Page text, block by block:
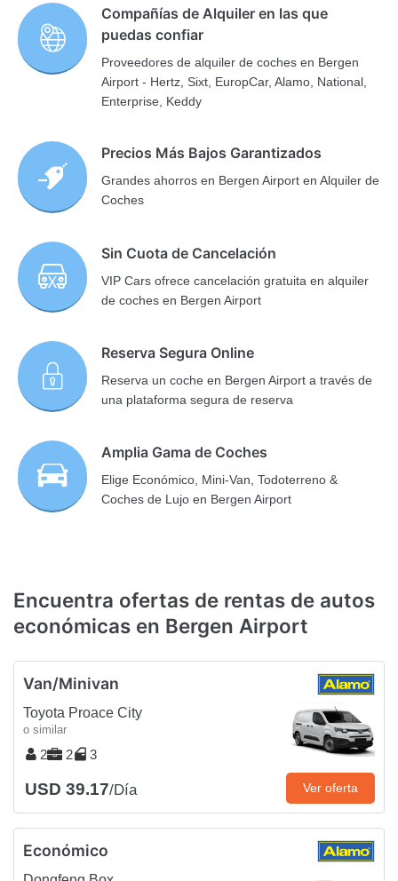
Compañías de Alquiler en las que
puedas confiar
Proveedores de alquiler de coches en Bergen
Airport - Hertz, Sixt, EuropCar, Alamo, National,
Enterprise, Keddy
Precios Más Bajos Garantizados
Grandes ahorros en Bergen Airport en Alquiler de
Coches
Sin Cuota de Cancelación
VIP Cars ofrece cancelación gratuita en alquiler
de coches en Bergen Airport
Reserva Segura Online
Reserva un coche en Bergen Airport a través de
una plataforma segura de reserva
Amplia Gama de Coches
Elige Económico, Mini-Van, Todoterreno &
Coches de Lujo en Bergen Airport
Encuentra ofertas de rentas de autos
económicas en Bergen Airport
Van/Minivan
Toyota Proace City
o similar
2 2 3
USD 39.17/Día Ver oferta
Económico